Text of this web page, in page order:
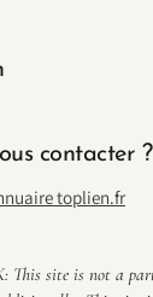
contacter ?
This site is not a